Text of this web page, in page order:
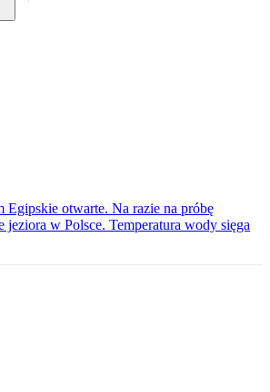
Egipskie otwarte. Na razie na próbę
jeziora w Polsce. Temperatura wody sięga